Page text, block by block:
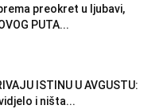
preokret u ljubavi,
PUTA...
ISTINU U AVGUSTU:
i ništa...